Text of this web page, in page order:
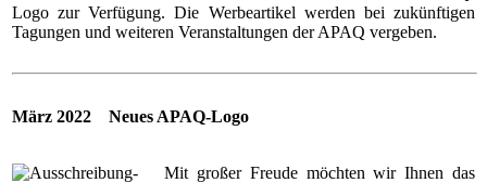
Logo zur Verfügung. Die Werbeartikel werden bei zukünftigen
Tagungen und weiteren Veranstaltungen der APAQ vergeben.
März 2022 Neues APAQ-Logo
Mit großer Freude möchten wir Ihnen das